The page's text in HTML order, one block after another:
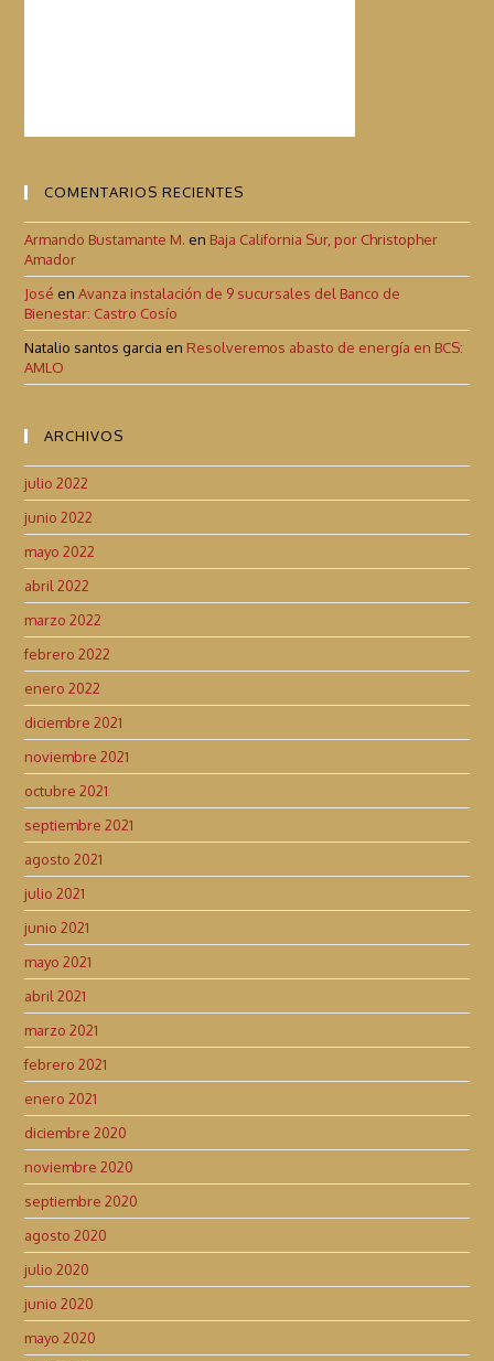
COMENTARIOS RECIENTES
Armando Bustamante M. en Baja California Sur, por Christopher
Amador
José enAvanza instalación de 9 sucursales del Banco de
Bienestar: Castro Cosío
Natalio santos garcia en Resolveremos abasto de energía en BCS:
AMLO
ARCHIVOS
julio 2022
junio 2022
mayo 2022
abril 2022
marzo 2022
febrero 2022
enero 2022
diciembre 2021
noviembre 2021
octubre 2021
septiembre 2021
agosto 2021
julio 2021
junio 2021
mayo 2021
abril 2021
marzo 2021
febrero 2021
enero 2021
diciembre 2020
noviembre 2020
septiembre 2020
agosto 2020
julio 2020
junio 2020
mayo 2020